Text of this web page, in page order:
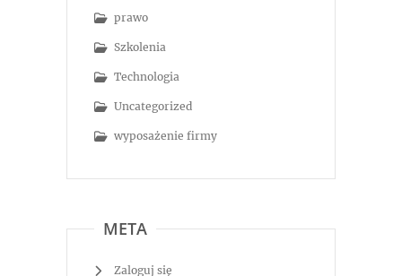
prawo
Szkolenia
Technologia
Uncategorized
wyposażenie firmy
META
Zaloguj się